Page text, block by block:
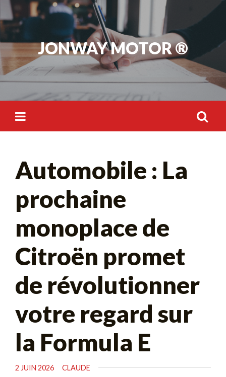
Skip
to
content
JONWAY MOTOR ®
Automobile : La
prochaine
monoplace de
Citroën promet
de révolutionner
votre regard sur
la Formula E
2 JUIN 2026 CLAUDE